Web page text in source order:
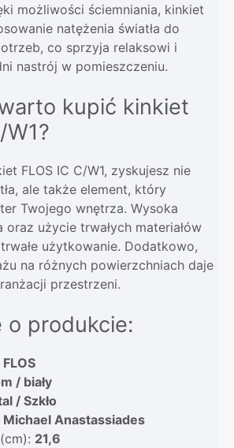
możliwości ściemniania, kinkiet
natężenia światła do
co sprzyja relaksowi i
nastrój w pomieszczeniu.
kupić kinkiet
W1?
FLOS IC C/W1, zyskujesz nie
ale także element, który
Twojego wnętrza. Wysoka
oraz użycie trwałych materiałów
użytkowanie. Dodatkowo,
na różnych powierzchniach daje
przestrzeni.
o produkcie:
FLOS
/ biały
/ Szkło
Michael Anastassiades
21,6